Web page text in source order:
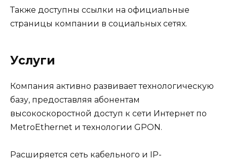
Также доступны ссылки на официальные
страницы компании в социальных сетях.
Услуги
Компания активно развивает технологическую
базу, предоставляя абонентам
высокоскоростной доступ к сети Интернет по
MetroEthernet и технологии GPON.
Расширяется сеть кабельного и IP-